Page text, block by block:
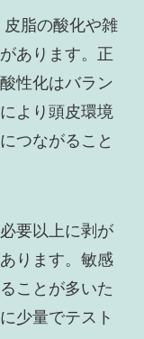
脂の酸化や雑
あります。正
性化はバラン
より頭皮環境
つながること
要以上に剥が
ります。敏感
ことが多いた
少量でテスト